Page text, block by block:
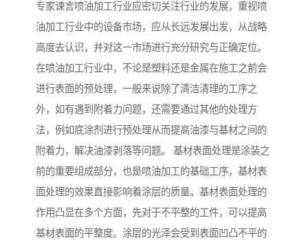
专家谏言喷油加工行业应密切关注行业的发展，重视喷
油加工行业中的设备市场，应从长远发展出发，从战略
高度去认识，并对这一市场进行充分研究与正确定位。
在喷油加工行业中，不论是塑料还是金属在施工之前会
进行表面的预处理，一般来说除了清洁清理的工序之
外，如有遇到附着力问题，还需要通过其他的处理方
法，例如底涂剂进行预处理从而提高油漆与基材之间的
附着力，解决油漆剥落等问题。 基材表面处理是涂装之
前的重要组成部分，也是喷油加工的基础工序，基材表
面处理的效果直接影响着涂层的质量。基材表面处理的
作用凸显在多个方面，先对于不平整的工件，可以提高
基材表面的平整度。涂层的光泽会受到表面凹凸不平的